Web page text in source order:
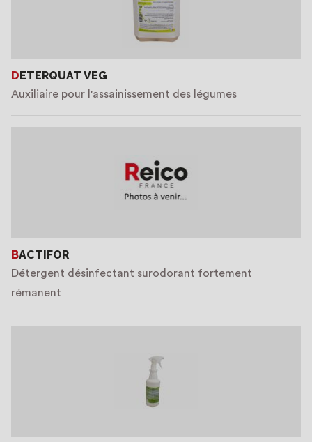
DETERQUAT VEG
Auxiliaire pour l'assainissement des légumes
BACTIFOR
Détergent désinfectant surodorant fortement
rémanent